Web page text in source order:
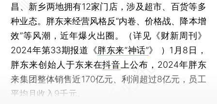
昌、新乡两地拥有12家门店，涉及超市、百货等多
种业态。胖东来经营风格反“内卷、价格战、降本增
效”等风潮，近年爆火出圈。（详见《财新周刊》
2024年第33期报道《胖东来“神话”》 ）1月8日，
胖东来创始人于东来在抖音 上公布，2024年胖东
来集团整体销售近170亿元、利润超过8亿元，员工
平均月收入9千元。